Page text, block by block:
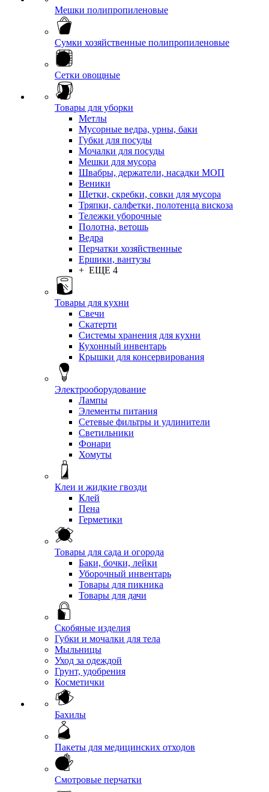
Мешки полипропиленовые
Сумки хозяйственные полипропиленовые
Сетки овощные
Товары для уборки
Метлы
Мусорные ведра, урны, баки
Губки для посуды
Мочалки для посуды
Мешки для мусора
Швабры, держатели, насадки МОП
Веники
Щетки, скребки, совки для мусора
Тряпки, салфетки, полотенца вискоза
Тележки уборочные
Полотна, ветошь
Ведра
Перчатки хозяйственные
Ершики, вантузы
+ ЕЩЕ 4
Товары для кухни
Свечи
Скатерти
Системы хранения для кухни
Кухонный инвентарь
Крышки для консервирования
Электрооборудование
Лампы
Элементы питания
Сетевые фильтры и удлинители
Светильники
Фонари
Хомуты
Клеи и жидкие гвозди
Клей
Пена
Герметики
Товары для сада и огорода
Баки, бочки, лейки
Уборочный инвентарь
Товары для пикника
Товары для дачи
Скобяные изделия
Губки и мочалки для тела
Мыльницы
Уход за одеждой
Грунт, удобрения
Косметички
Бахилы
Пакеты для медицинских отходов
Смотровые перчатки